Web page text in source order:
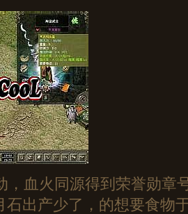
血火同源得到荣誉勋章
石出产少了，的想要食物